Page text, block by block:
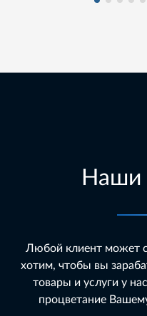
Наши
Любой клиент может
хотим, чтобы вы
товары и услуги у
процветание